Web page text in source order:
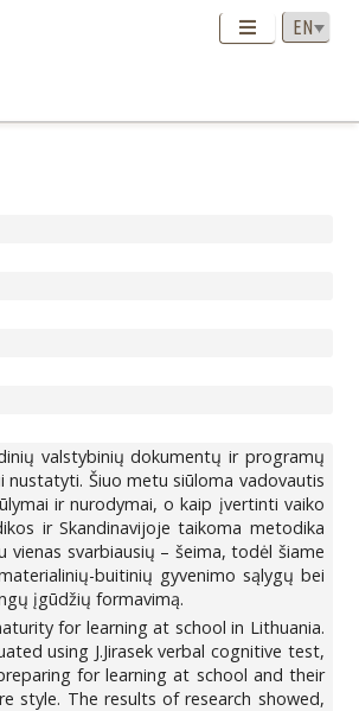
valstybinių dokumentų ir programų
Šiuo metu siūloma vadovautis
ir nurodymai, o kaip įvertinti vaiko
ir Skandinavijoje taikoma metodika
vienas svarbiausių – šeima, todėl šiame
buitinių gyvenimo sąlygų bei
įgūdžių formavimą.
for learning at school in Lithuania.
using J.Jirasek verbal cognitive test,
for learning at school and their
style. The results of research showed,